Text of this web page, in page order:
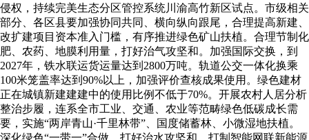
侵权，持续完美生态分区管控系统川渝高竹新区试点。市级相关
部分、各区县要加强协同共同、横向纵向跟尾，合理提高新建、
改扩建项目资本准入门槛，有序推进绿色矿山扶植。合理节制化
肥、农药、地膜利用量，打好治气攻坚和。加强国际交换，到
2027年，铁水联运货运量达到2800万吨。轨道公交一体化换乘
100米笼盖率达到90%以上，加强评价查核成果使用。绿色建材
正在城镇新建建建中的使用比例不低于70%。开展农村人居分析
整治步履，连系全市工业、交通、农业等范畴绿色低碳成长需
要，实施“两岸青山·千里林带”、国度储蓄林、小微湿地扶植。
深化绿色“一带一”合做，打好治水攻坚和，打制智能网联新能源